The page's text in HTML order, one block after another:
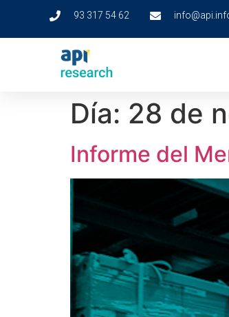
93 317 54 62
Día: 28 de
Informe del